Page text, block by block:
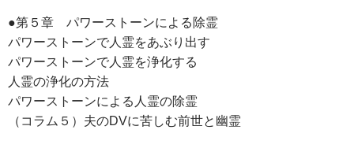
●第５章 パワーストーンによる除霊
パワーストーンで人霊をあぶり出す
パワーストーンで人霊を浄化する
人霊の浄化の方法
パワーストーンによる人霊の除霊
（コラム５）夫のDVに苦しむ前世と幽霊